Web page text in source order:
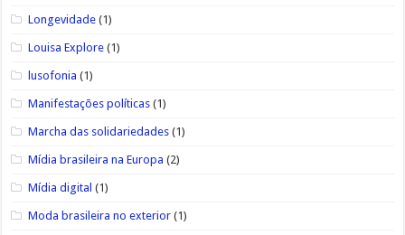
Longevidade (1)
Louisa Explore (1)
lusofonia (1)
Manifestações políticas (1)
Marcha das solidariedades (1)
Mídia brasileira na Europa (2)
Mídia digital (1)
Moda brasileira no exterior (1)